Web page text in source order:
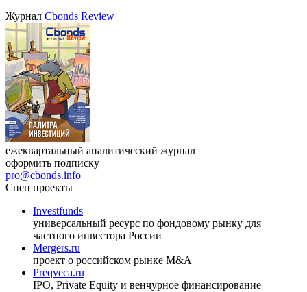
Журнал Cbonds Review
ежеквартальный аналитический журнал
оформить подписку
pro@cbonds.info
Спец проекты
Investfunds
универсальный ресурс по фондовому рынку для
частного инвестора России
Mergers.ru
проект о российском рынке M&A
Preqveca.ru
IPO, Private Equity и венчурное финансирование